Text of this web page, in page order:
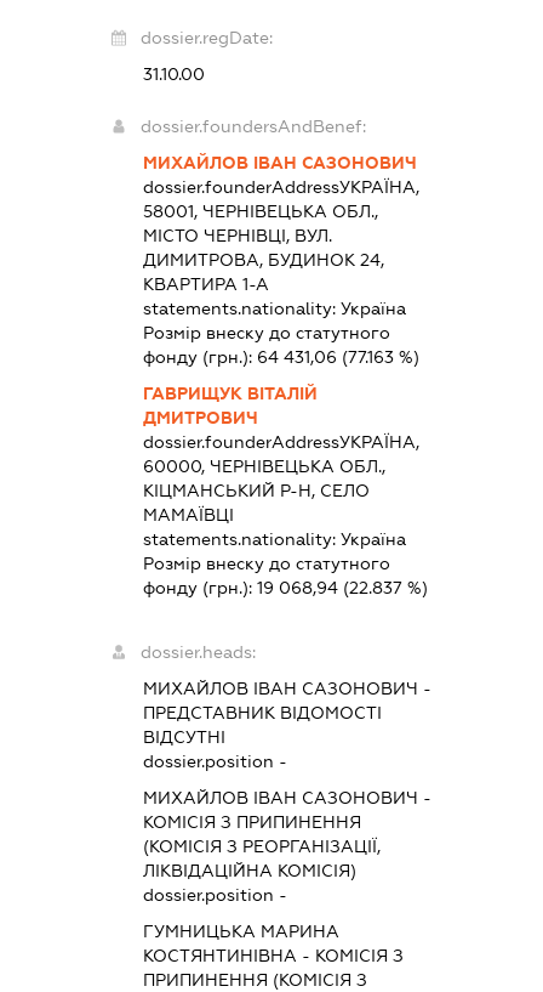
dossier.regDate:
31.10.00
dossier.foundersAndBenef:
МИХАЙЛОВ ІВАН САЗОНОВИЧ
dossier.founderAddressУКРАЇНА,
58001, ЧЕРНІВЕЦЬКА ОБЛ.,
МІСТО ЧЕРНІВЦІ, ВУЛ.
ДИМИТРОВА, БУДИНОК 24,
КВАРТИРА 1-А
statements.nationality: Україна
Розмір внеску до статутного
фонду (грн.): 64 431,06 (77.163 %)
ГАВРИЩУК ВІТАЛІЙ
ДМИТРОВИЧ
dossier.founderAddressУКРАЇНА,
60000, ЧЕРНІВЕЦЬКА ОБЛ.,
КІЦМАНСЬКИЙ Р-Н, СЕЛО
МАМАЇВЦІ
statements.nationality: Україна
Розмір внеску до статутного
фонду (грн.): 19 068,94(22.837 %)
dossier.heads:
МИХАЙЛОВ ІВАН САЗОНОВИЧ -
ПРЕДСТАВНИК ВІДОМОСТІ
ВІДСУТНІ
dossier.position -
МИХАЙЛОВ ІВАН САЗОНОВИЧ -
КОМІСІЯ З ПРИПИНЕННЯ
(КОМІСІЯ З РЕОРГАНІЗАЦІЇ,
ЛІКВІДАЦІЙНА КОМІСІЯ)
dossier.position -
ГУМНИЦЬКА МАРИНА
КОСТЯНТИНІВНА - КОМІСІЯ З
ПРИПИНЕННЯ (КОМІСІЯ З